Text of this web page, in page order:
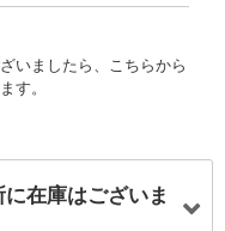
いましたら、こちらから
す。
在庫はございま